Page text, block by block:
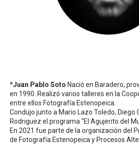
*Juan Pablo Soto Nació en Baradero,
en 1990. Realizó varios talleres en la
entre ellos Fotografía Estenopeica.
Condujo junto a Mario Lazo Toledo, Diego
Rodriguez el programa “El Agujerito del
En 2021 fue parte de la organización del
de Fotografía Estenopeica y Procesos